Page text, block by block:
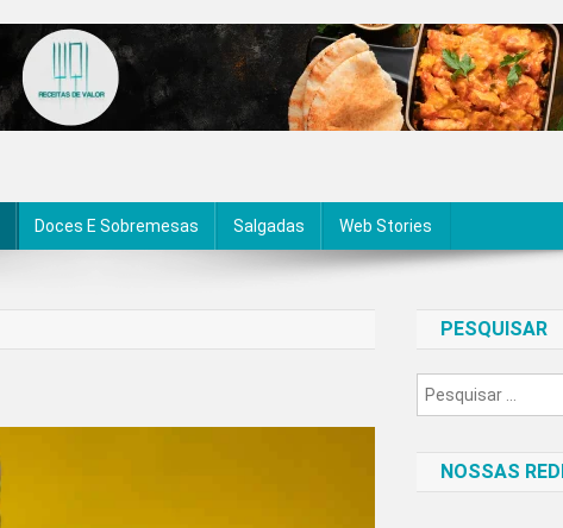
Doces E Sobremesas Salgadas Web Stories
PESQUISAR
NOSSAS